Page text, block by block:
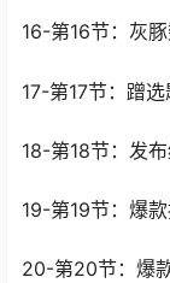
16-第16节：灰
17-第17节：蹭
18-第18节：发
19-第19节：爆
20-第20节：爆